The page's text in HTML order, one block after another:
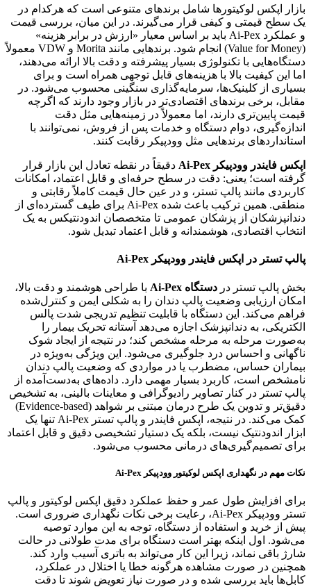
بازار اپکس لوکیتورها شامل برندهای متنوعی است که هرکدام در
یک سطح قیمتی و کیفی قرار می‌گیرند. در این میان، بررسی قیمت
و عملکرد Ai-Pex باید بر اساس معیار «ارزش در برابر هزینه»
(Value for Money) انجام شود. برندهایی مانند Morita و VDW معمولاً
دستگاه‌هایی با تکنولوژی بسیار پیشرفته و دقت بالا ارائه می‌دهند،
اما این کیفیت بالا با هزینه‌های قابل توجهی همراه است و برای
بسیاری از کلینیک‌ها، سرمایه‌گذاری سنگینی محسوب می‌شود. در
مقابل، برخی برندهای اقتصادی‌تر در بازار وجود دارند که اگرچه
قیمت پایین‌تری دارند، اما معمولاً در زمینه‌هایی مثل دقت
اندازه‌گیری، دوام دستگاه و خدمات پس از فروش، نمی‌توانند با
استانداردهای برندهایی مثل وودپیکر رقابت کنند.
اپکس فایندر وودپیکر Ai-Pex
دقیقاً در نقطه تعادل این بازار قرار
گرفته است؛ یعنی: دقت در سطح حرفه‌ای و قابل اعتماد، امکانات
کاربردی مانند پالپ تستر، و در عین حال قیمت کاملاً رقابتی و
منطقی. همین ترکیب باعث شده Ai-Pex برای طیف گسترده‌ای از
دندانپزشکان از پزشکان عمومی تا متخصصان اندودنتیکس به یک
انتخاب اقتصادی، هوشمندانه و قابل اعتماد تبدیل شود.
پالپ تستر در اپکس فایندر وودپیکر Ai-Pex
بخش پالپ تستر در دستگاه Ai-Pex
با طراحی هوشمند و دقت بالا،
امکان ارزیابی وضعیت پالپ دندان را به شکلی ایمن و کنترل‌شده
فراهم می‌کند. این دستگاه با قابلیت تنظیم تدریجی شدت پالس
الکتریکی، به دندانپزشک اجازه می‌دهد آستانه تحریک بیمار را
به‌صورت مرحله‌ به‌ مرحله مشخص کند؛ در نتیجه از ایجاد شوک
ناگهانی و احساس درد جلوگیری می‌شود. این ویژگی به‌ویژه در
بیماران حساس، مضطرب یا در مواردی که وضعیت پالپ دندان
نامشخص است، کاربرد بسیار مهمی دارد. داده‌های به‌دست‌آمده از
پالپ تستر در کنار تصاویر رادیوگرافی و معاینات بالینی، به تشخیص
دقیق‌تر و تدوین یک طرح درمان مبتنی بر شواهد (Evidence-based)
کمک می‌کند. در نتیجه، اپکس فایندر و پالپ تستر Ai-Pex تنها یک
ابزار اندودنتیک نیست، بلکه یک دستیار تشخیصی دقیق و قابل اعتماد
برای تصمیم‌گیری‌های درمانی محسوب می‌شود.
نکات مهم در نگهداری اپکس لوکیتور وودپیکر Ai-Pex
برای افزایش طول عمر و حفظ عملکرد دقیق اپکس لوکیتور و پالپ
تستر وودپیکر Ai-Pex، رعایت برخی نکات نگهداری ضروری است.
پیش از خرید و استفاده از دستگاه، توجه به این موارد توصیه
می‌شود. اول اینکه بهتر است دستگاه برای مدت طولانی در حالت
شارژ باقی نماند، زیرا این کار می‌تواند به باتری آسیب وارد کند.
همچنین در صورت مشاهده هرگونه خطا یا اختلال در عملکرد،
کابل‌ها باید بررسی شده و در صورت نیاز تعویض شوند تا دقت